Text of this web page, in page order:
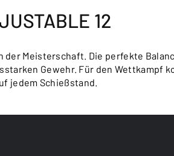
12
Meisterschaft. Die perfekte
Gewehr. Für den Wettkampf
jedem Schießstand.